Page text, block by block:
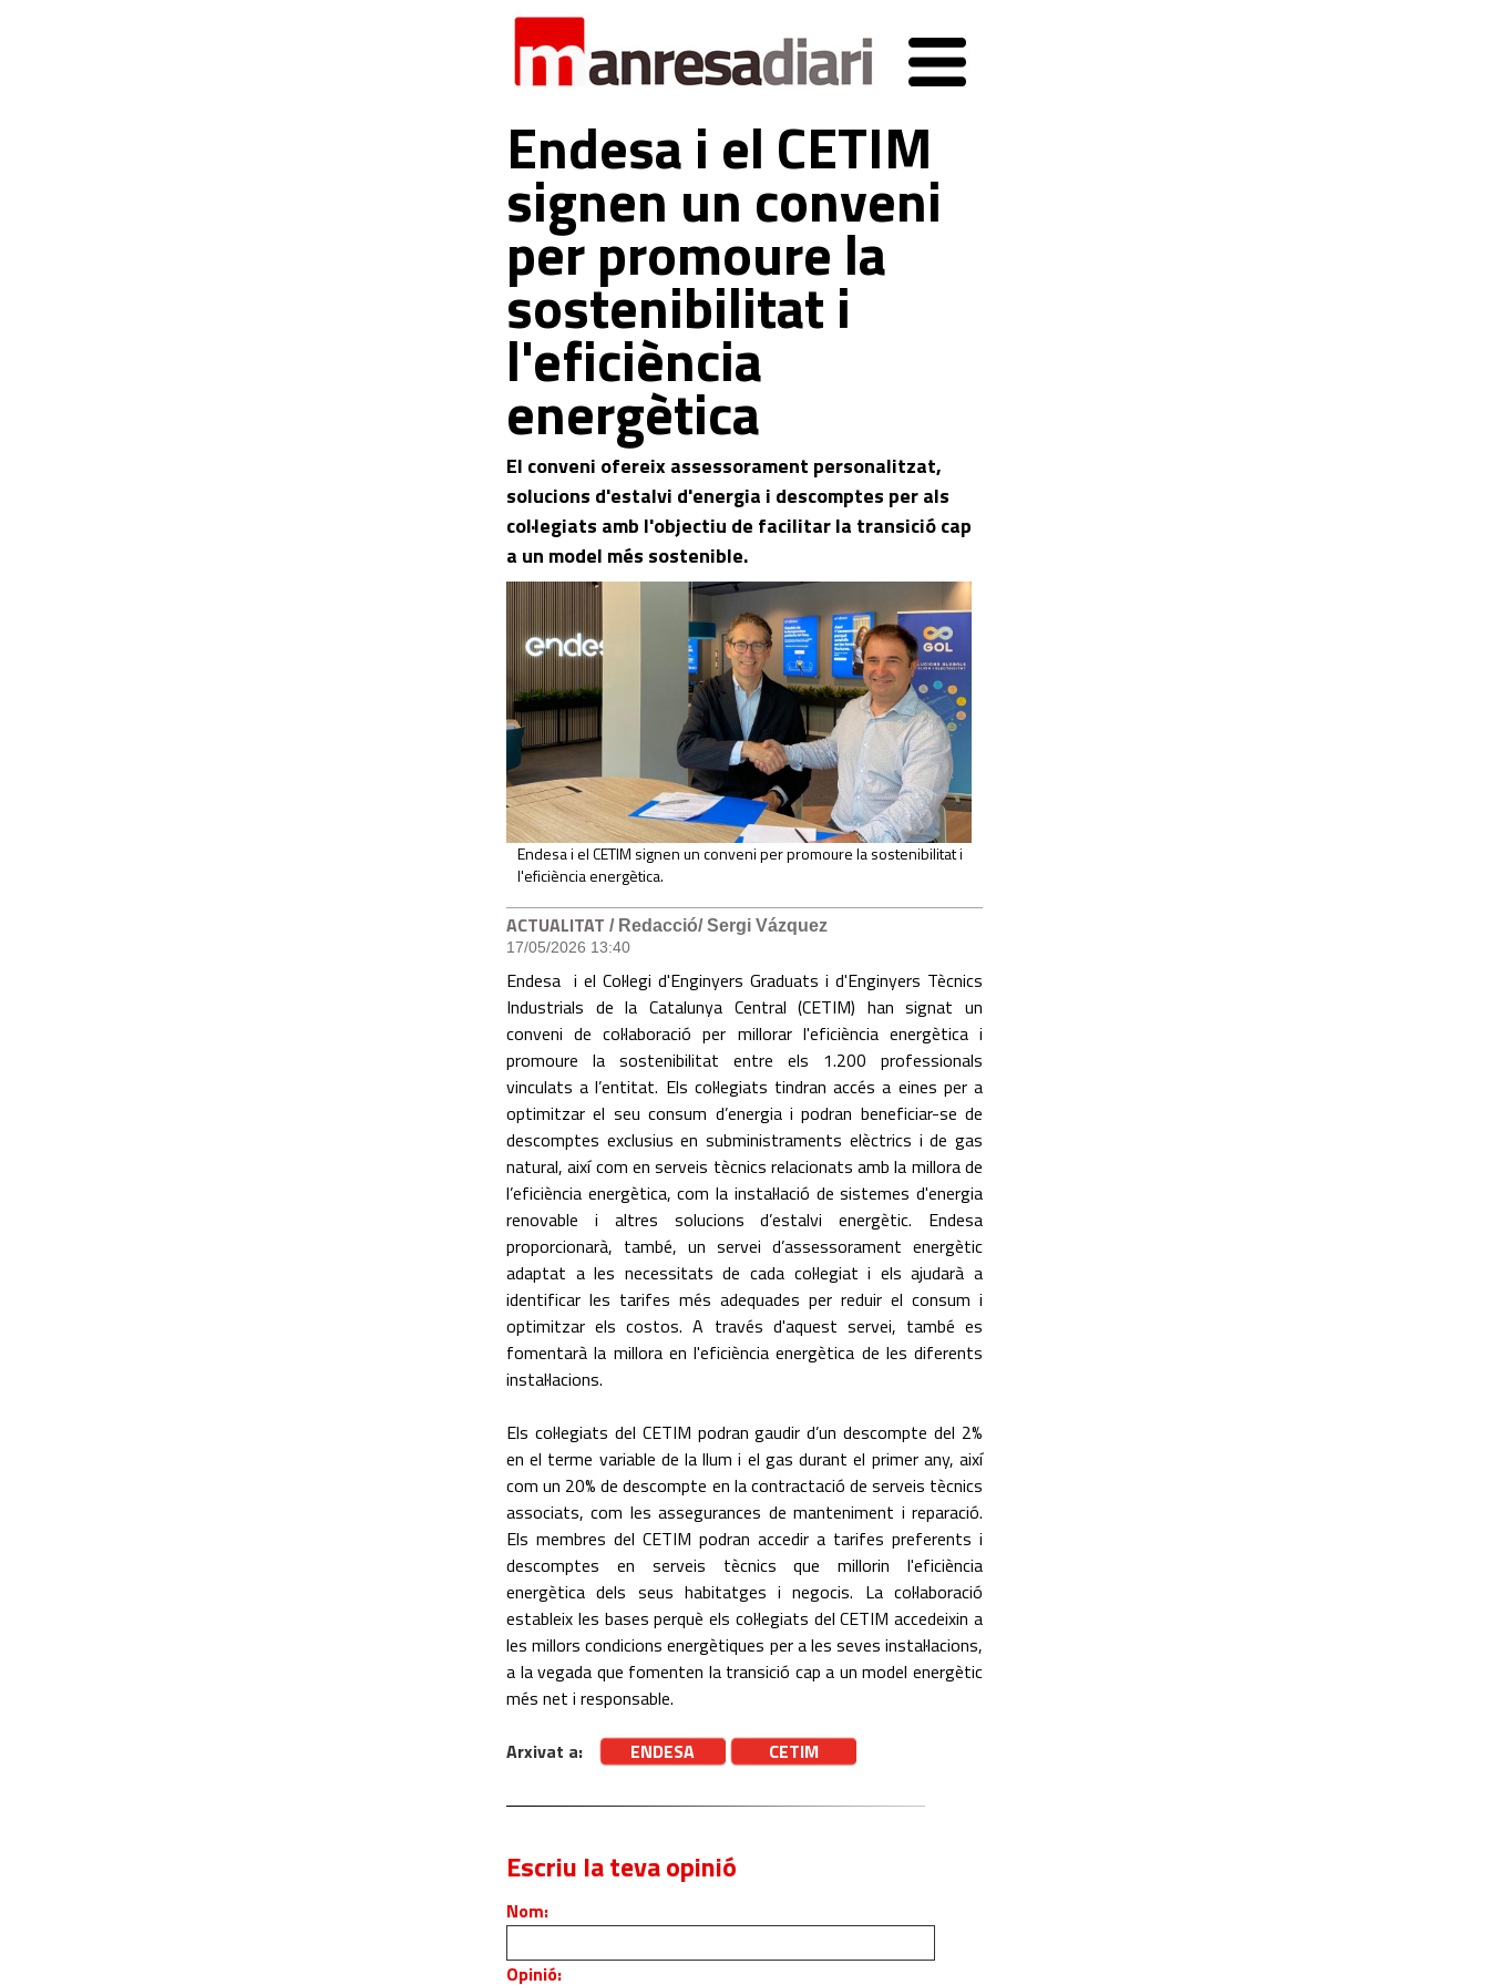
Endesa i el CETIM
signen un conveni
per promoure la
sostenibilitat i
l'eficiència
energètica
El conveni ofereix assessorament personalitzat,
solucions d'estalvi d'energia i descomptes per als
col·legiats amb l'objectiu de facilitar la transició cap
a un model més sostenible.
Endesa i el CETIM signen un conveni per promoure la sostenibilitat i
l'eficiència energètica.
ACTUALITAT / Redacció/ Sergi Vázquez
17/05/2026 13:40
Endesa i el Col·legi d'Enginyers Graduats i d'Enginyers Tècnics
Industrials de la Catalunya Central (CETIM) han signat un
conveni de col·laboració per millorar l'eficiència energètica i
promoure la sostenibilitat entre els 1.200 professionals
vinculats a l’entitat. Els col·legiats tindran accés a eines per a
optimitzar el seu consum d’energia i podran beneficiar-se de
descomptes exclusius en subministraments elèctrics i de gas
natural, així com en serveis tècnics relacionats amb la millora de
l’eficiència energètica, com la instal·lació de sistemes d'energia
renovable i altres solucions d’estalvi energètic. Endesa
proporcionarà, també, un servei d’assessorament energètic
adaptat a les necessitats de cada col·legiat i els ajudarà a
identificar les tarifes més adequades per reduir el consum i
optimitzar els costos. A través d'aquest servei, també es
fomentarà la millora en l'eficiència energètica de les diferents
instal·lacions.
Els col·legiats del CETIM podran gaudir d’un descompte del 2%
en el terme variable de la llum i el gas durant el primer any, així
com un 20% de descompte en la contractació de serveis tècnics
associats, com les assegurances de manteniment i reparació.
Els membres del CETIM podran accedir a tarifes preferents i
descomptes en serveis tècnics que millorin l'eficiència
energètica dels seus habitatges i negocis. La col·laboració
estableix les bases perquè els col·legiats del CETIM accedeixin a
les millors condicions energètiques per a les seves instal·lacions,
a la vegada que fomenten la transició cap a un model energètic
més net i responsable.
Arxivat a:
ENDESA CETIM
Escriu la teva opinió
Nom:
Opinió: